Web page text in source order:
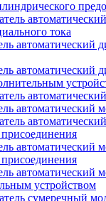
автоматический
автоматический
автоматический
автоматический
автоматический
устройством